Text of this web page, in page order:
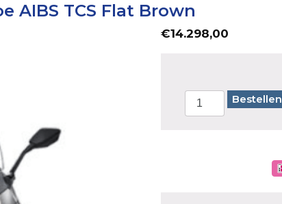
AIBS TCS Flat Brown
€14.298,00